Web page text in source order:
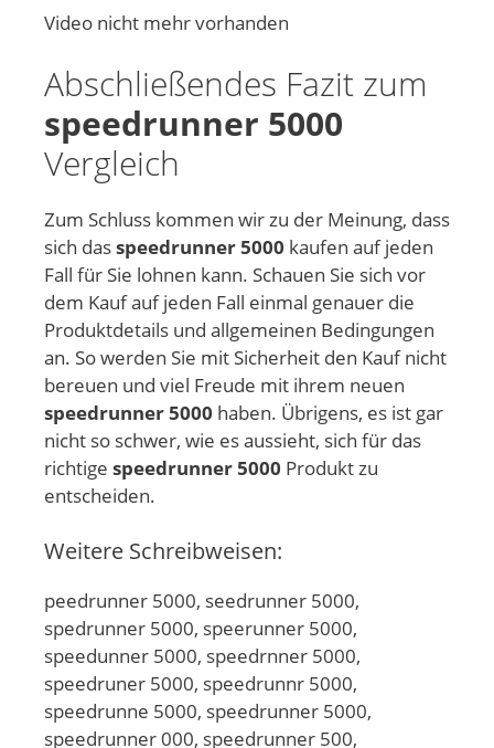
Video nicht mehr vorhanden
Abschließendes Fazit zum
speedrunner 5000
Vergleich
Zum Schluss kommen wir zu der Meinung, dass
sich dasspeedrunner 5000 kaufen auf jeden
Fall für Sie lohnen kann. Schauen Sie sich vor
dem Kauf auf jeden Fall einmal genauer die
Produktdetails und allgemeinen Bedingungen
an. So werden Sie mit Sicherheit den Kauf nicht
bereuen und viel Freude mit ihrem neuen
speedrunner 5000 haben. Übrigens, es ist gar
nicht so schwer, wie es aussieht, sich für das
richtige speedrunner 5000 Produkt zu
entscheiden.
Weitere Schreibweisen:
peedrunner 5000, seedrunner 5000,
spedrunner 5000, speerunner 5000,
speedunner 5000, speedrnner 5000,
speedruner 5000, speedrunnr 5000,
speedrunne 5000, speedrunner 5000,
speedrunner 000, speedrunner 500,